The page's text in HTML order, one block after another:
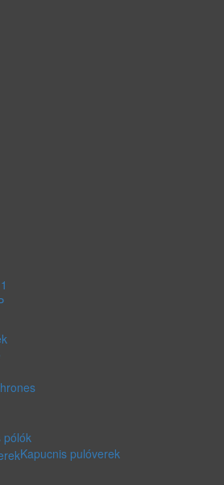
pólók
Kapucnis pulóverek